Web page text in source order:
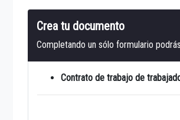
Crea tu documento
Completando un sólo formulario
Contrato de trabajo de